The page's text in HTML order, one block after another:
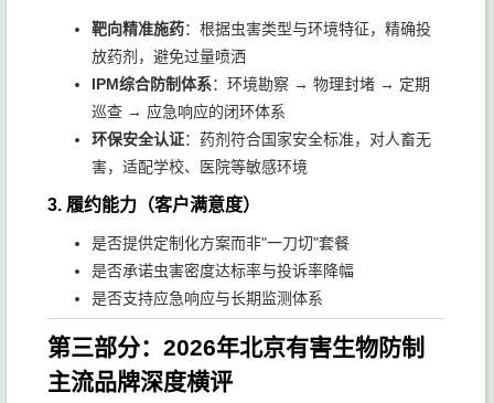
靶向精准施药：根据虫害类型与环境特征，精确投
放药剂，避免过量喷洒
IPM综合防制体系：环境勘察 → 物理封堵 → 定期
巡查 → 应急响应的闭环体系
环保安全认证：药剂符合国家安全标准，对人畜无
害，适配学校、医院等敏感环境
3. 履约能力（客户满意度）
是否提供定制化方案而非"一刀切"套餐
是否承诺虫害密度达标率与投诉率降幅
是否支持应急响应与长期监测体系
第三部分：2026年北京有害生物防制
主流品牌深度横评